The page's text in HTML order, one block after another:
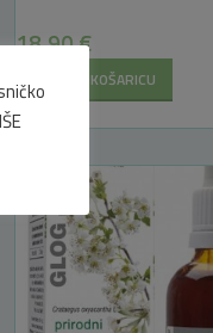
18,90€
DODAJ U KOŠARICU